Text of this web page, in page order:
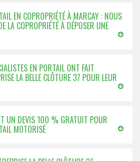
EN COPROPRIÉTÉ À MARCAY : NOUS
LA COPROPRIÉTÉ À DÉPOSER UNE
EN PORTAIL ONT FAIT
LA BELLE CLÔTURE 37 POUR LEUR
UN DEVIS 100 % GRATUIT POUR
MOTORISÉ